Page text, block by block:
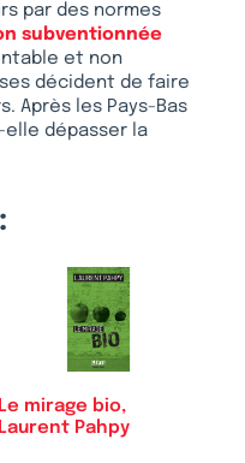
par des normes
subventionnée
et non
décident de faire
Après les Pays-Bas
elle dépasser la
Le mirage bio,
Laurent Pahpy